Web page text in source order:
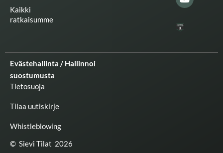
Kaikki
ratkaisumme
Evästehallinta / Hallinnoi
suostumusta
Tietosuoja
Tilaa uutiskirje
Whistleblowing
© Sievi Tilat 2026